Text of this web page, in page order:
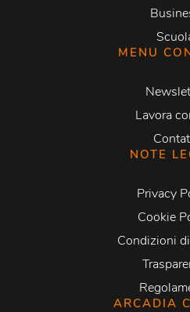
MENU
Lavora
NOTE
Privacy
Cookie
Condizioni
ARCADIA